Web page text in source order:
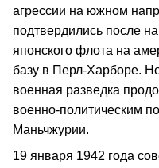
агрессии на южном
подтвердились после
японского флота на
базу в Перл-Харборе.
военная разведка
военно-политическим
Маньчжурии.
19 января 1942 года